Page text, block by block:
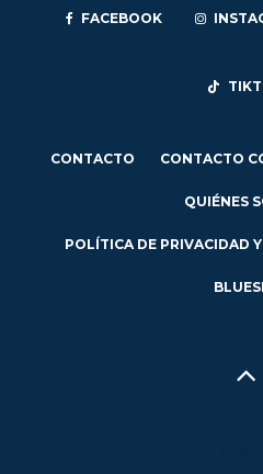
FACEBOOK
CONTACTO CONTACTO
QUIÉNES
POLÍTICA DE PRIVACIDAD